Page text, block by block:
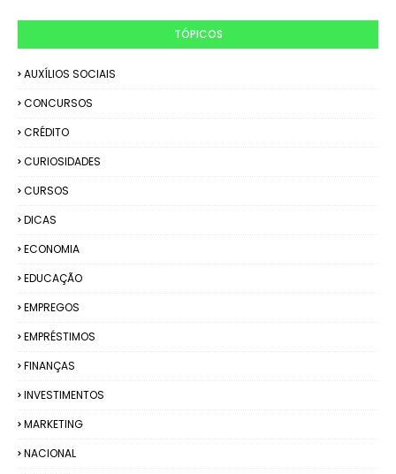
TÓPICOS
AUXÍLIOS SOCIAIS
CONCURSOS
CRÉDITO
CURIOSIDADES
CURSOS
DICAS
ECONOMIA
EDUCAÇÃO
EMPREGOS
EMPRÉSTIMOS
FINANÇAS
INVESTIMENTOS
MARKETING
NACIONAL